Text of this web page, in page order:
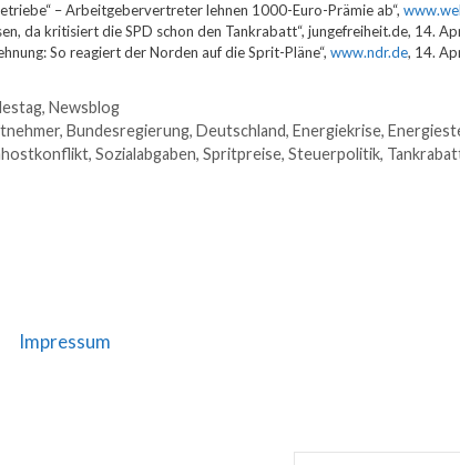
– Arbeitgebervertreter lehnen 1000-Euro-Prämie ab“,
da kritisiert die SPD schon den Tankrabatt“, jungefreiheit.de, 14.
So reagiert der Norden auf die Sprit-Pläne“, www.ndr.de, 14.
, Newsblog
, Bundesregierung, Deutschland, Energiekrise,
, Sozialabgaben, Spritpreise, Steuerpolitik,
Impressum